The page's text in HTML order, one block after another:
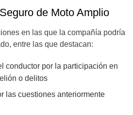
de Moto Amplio
en las que la compañía podría
entre las que destacan:
conductor por la participación en
o delitos
las cuestiones anteriormente